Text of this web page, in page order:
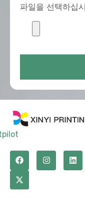
파일을 선택하십